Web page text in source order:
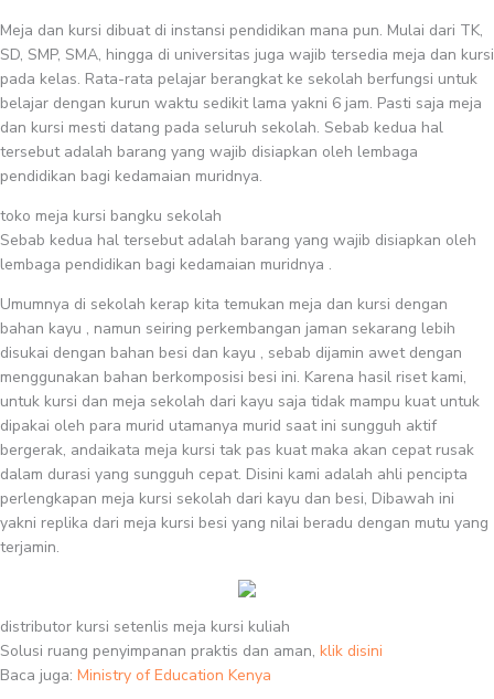
Meja dan kursi dibuat di instansi pendidikan mana pun. Mulai dari TK,
SD, SMP, SMA, hingga di universitas juga wajib tersedia meja dan kursi
pada kelas. Rata-rata pelajar berangkat ke sekolah berfungsi untuk
belajar dengan kurun waktu sedikit lama yakni 6 jam. Pasti saja meja
dan kursi mesti datang pada seluruh sekolah. Sebab kedua hal
tersebut adalah barang yang wajib disiapkan oleh lembaga
pendidikan bagi kedamaian muridnya.
toko meja kursi bangku sekolah
Sebab kedua hal tersebut adalah barang yang wajib disiapkan oleh
lembaga pendidikan bagi kedamaian muridnya .
Umumnya di sekolah kerap kita temukan meja dan kursi dengan
bahan kayu , namun seiring perkembangan jaman sekarang lebih
disukai dengan bahan besi dan kayu , sebab dijamin awet dengan
menggunakan bahan berkomposisi besi ini. Karena hasil riset kami,
untuk kursi dan meja sekolah dari kayu saja tidak mampu kuat untuk
dipakai oleh para murid utamanya murid saat ini sungguh aktif
bergerak, andaikata meja kursi tak pas kuat maka akan cepat rusak
dalam durasi yang sungguh cepat. Disini kami adalah ahli pencipta
perlengkapan meja kursi sekolah dari kayu dan besi, Dibawah ini
yakni replika dari meja kursi besi yang nilai beradu dengan mutu yang
terjamin.
distributor kursi setenlis meja kursi kuliah
Solusi ruang penyimpanan praktis dan aman, klik disini
Baca juga: Ministry of Education Kenya